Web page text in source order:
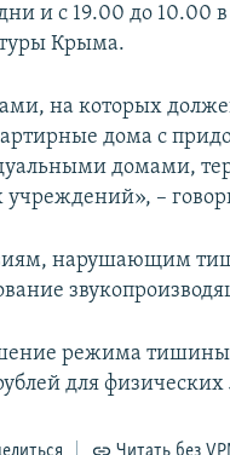
и с 19.00 до 10.00
Крыма.
на которых
дома с
домами,
учреждений», –
нарушающим
режима тишины
для
Читать без